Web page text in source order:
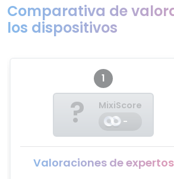
Comparativa de
los dispositivos
1
?
MixiScore
-
Valoraciones de expertos